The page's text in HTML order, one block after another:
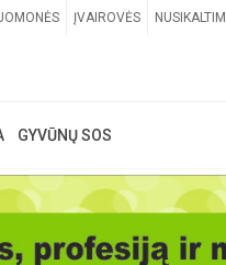
ĮVAIROVĖS
GYVŪNŲ SOS